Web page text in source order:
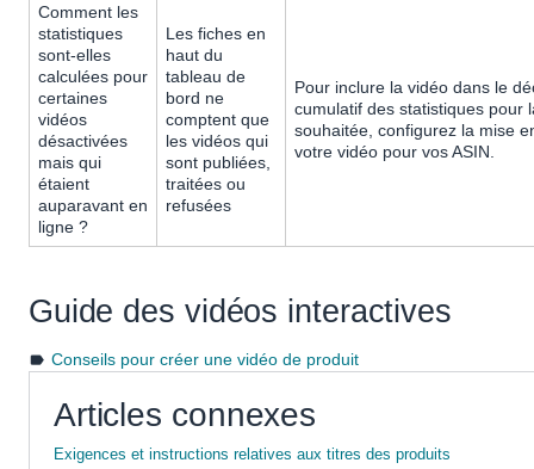
Comment les
statistiques
sont-elles
calculées pour
certaines
vidéos
désactivées
mais qui
étaient
auparavant en
ligne ?
Les fiches en
haut du
tableau de
bord ne
comptent que
les vidéos qui
sont publiées,
traitées ou
refusées
Pour inclure la vidéo dans le
cumulatif des statistiques pour
souhaitée, configurez la mise
votre vidéo pour vos ASIN.
Guide des vidéos interactives
Conseils pour créer une vidéo de produit
Articles connexes
Exigences et instructions relatives aux titres des produits